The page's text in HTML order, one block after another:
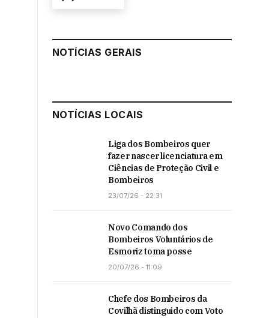
NOTÍCIAS GERAIS
NOTÍCIAS LOCAIS
Liga dos Bombeiros quer
fazer nascer licenciatura em
Ciências de Proteção Civil e
Bombeiros
23/07/26 - 22:31
Novo Comando dos
Bombeiros Voluntários de
Esmoriz toma posse
20/07/26 - 11:09
Chefe dos Bombeiros da
Covilhã distinguido com Voto